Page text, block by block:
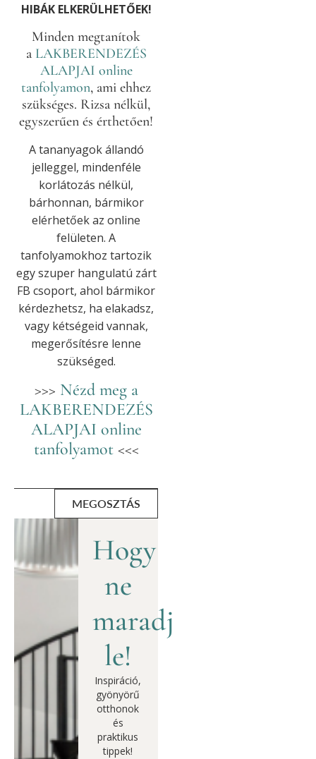
HIBÁK ELKERÜLHETŐEK!
Minden megtanítok
a LAKBERENDEZÉS
ALAPJAI online
tanfolyamon, ami ehhez
szükséges. Rizsa nélkül,
egyszerűen és érthetően!
A tananyagok állandó
jelleggel, mindenféle
korlátozás nélkül,
bárhonnan, bármikor
elérhetőek az online
felületen. A
tanfolyamokhoz tartozik
egy szuper hangulatú zárt
FB csoport, ahol bármikor
kérdezhetsz, ha elakadsz,
vagy kétségeid vannak,
megerősítésre lenne
szükséged.
>>> Nézd meg a
LAKBERENDEZÉS
ALAPJAI online
tanfolyamot<<<
MEGOSZTÁS
Hogy
ne
maradj
le!
Inspiráció,
gyönyörű
otthonok
és
praktikus
tippek!